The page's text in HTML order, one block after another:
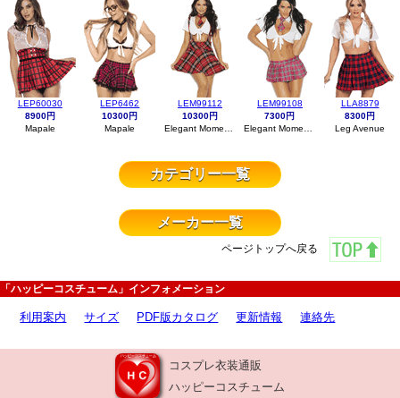
LEP60030
8900円
Mapale
LEP6462
10300円
Mapale
LEM99112
10300円
Elegant Moments
LEM99108
7300円
Elegant Moments
LLA8879
8300円
Leg Avenue
カテゴリー一覧
メーカー一覧
ページトップへ戻る
「ハッピーコスチューム」インフォメーション
利用案内 サイズ PDF版カタログ 更新情報 連絡先
コスプレ衣装通販
ハッピーコスチューム